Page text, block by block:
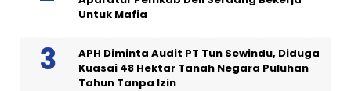
Untuk Mafia
APH Diminta Audit PT Tun Sewindu, Diduga
Kuasai 48 Hektar Tanah Negara Puluhan
Tahun Tanpa Izin